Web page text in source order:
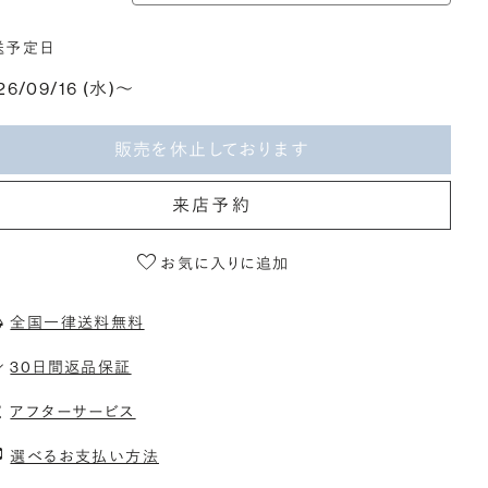
予定日
09/16 (水)〜
販売を休止しております
来店予約
お気に入りに追加
全国一律送料無料
30日間返品保証
アフターサービス
選べるお支払い方法